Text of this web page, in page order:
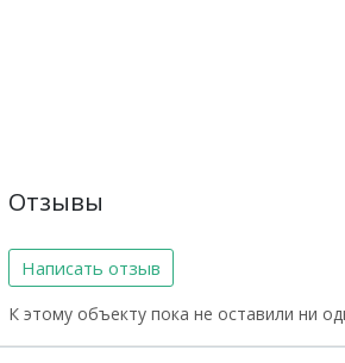
Отзывы
Написать отзыв
К этому объекту пока не оставили ни